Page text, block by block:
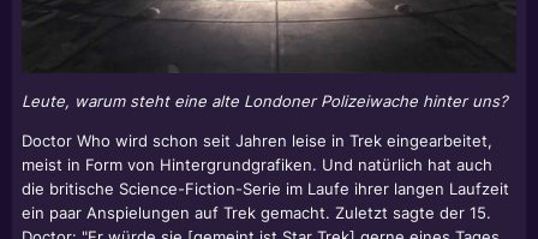
Leute, warum steht eine alte Londoner Polizeiwache hinter uns?
Doctor Who wird schon seit Jahren leise in Trek eingearbeitet,
meist in Form von Hintergrundgrafiken. Und natürlich hat auch
die britische Science-Fiction-Serie im Laufe ihrer langen Laufzeit
ein paar Anspielungen auf Trek gemacht. Zuletzt sagte der 15.